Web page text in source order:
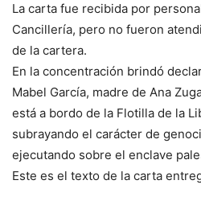
La carta fue recibida por
Cancillería, pero no fueron
de la cartera.
En la concentración brindó
Mabel García, madre de Ana
está a bordo de la Flotilla de la
subrayando el carácter de
ejecutando sobre el enclave
Este es el texto de la carta